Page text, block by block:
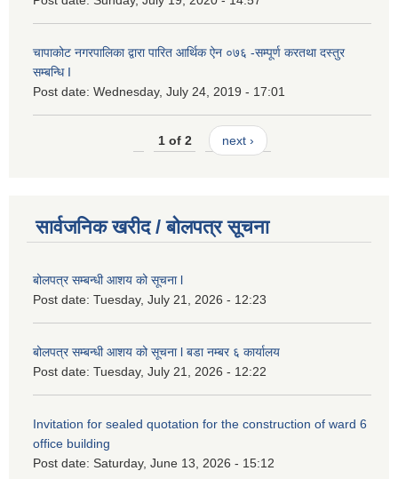
चापाकोट नगरपालिका द्वारा पारित आर्थिक ऐन ०७६ -सम्पूर्ण करतथा दस्तुर
सम्बन्धि I
Post date: Wednesday, July 24, 2019 - 17:01
1 of 2 next ›
सार्वजनिक खरीद / बोलपत्र सूचना
बोलपत्र सम्बन्धी आशय को सूचना l
Post date: Tuesday, July 21, 2026 - 12:23
बोलपत्र सम्बन्धी आशय को सूचना l बडा नम्बर ६ कार्यालय
Post date: Tuesday, July 21, 2026 - 12:22
Invitation for sealed quotation for the construction of ward 6
office building
Post date: Saturday, June 13, 2026 - 15:12